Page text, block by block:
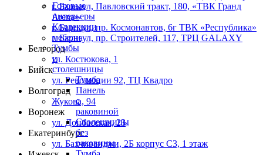
Готовые
интерьеры
Коллекции
мебели
Тумбы
и
столешницы
Тумба
Панель
с
раковиной
Столешницы
без
раковины
г. Барнаул,​ ​Павловский тракт, 180, «ТВК Гранд
Arena»
г. Барнаул, пр. Космонавтов, 6г ТВК «Республика»
г. Барнаул, пр. Строителей, 117, ТРЦ GALAXY
Белгород
ул. Костюкова, 1
Бийск
ул. Революции 92, ТЦ Квадро
Волгоград
Жукова, 94
Воронеж
ул. Донбасская, 23
Екатеринбург
ул. Бахчиванджи, 2Б корпус С3, 1 этаж